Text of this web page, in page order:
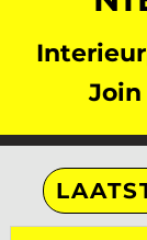
Join